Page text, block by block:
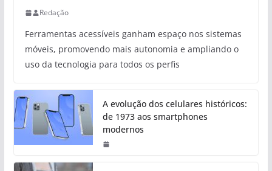
Redação
Ferramentas acessíveis ganham espaço nos sistemas
móveis, promovendo mais autonomia e ampliando o
uso da tecnologia para todos os perfis
A evolução dos celulares históricos:
de 1973 aos smartphones
modernos